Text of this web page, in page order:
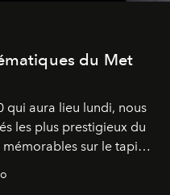
du Met
qui aura lieu lundi, nous
les plus prestigieux du
sur le tapis